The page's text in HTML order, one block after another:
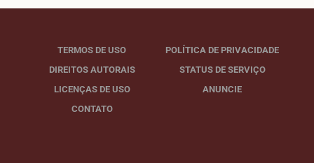
TERMOS DE USO
POLÍTICA DE PRIVACIDADE
DIREITOS AUTORAIS
STATUS DE SERVIÇO
LICENÇAS DE USO
ANUNCIE
CONTATO